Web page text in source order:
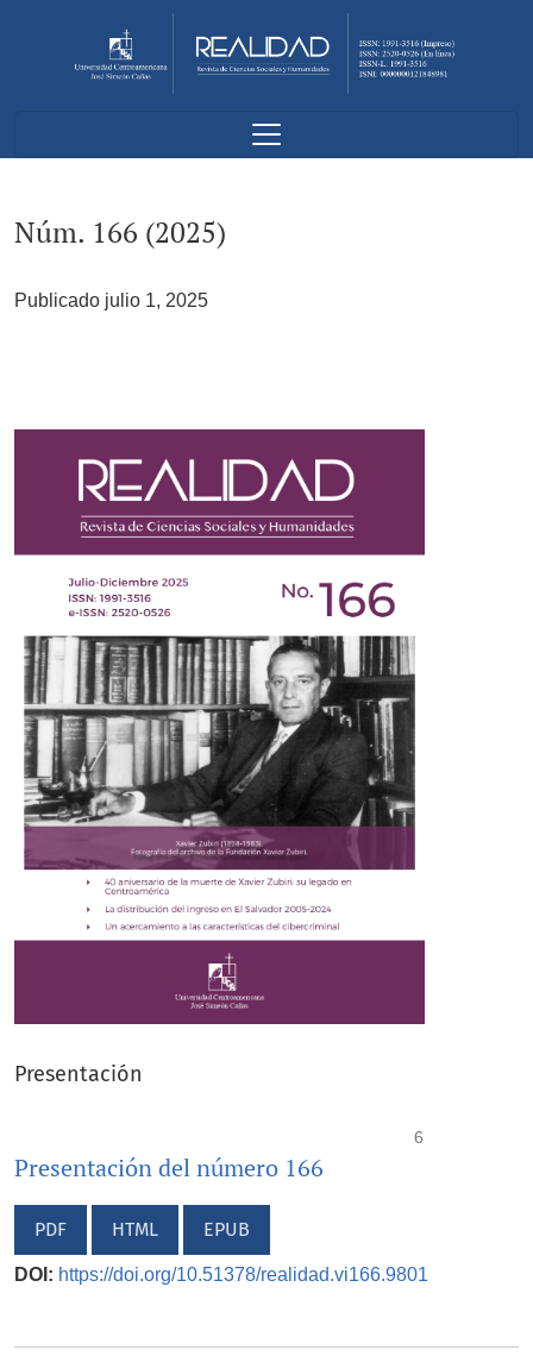
Núm. 166 (2025)
Publicado julio 1, 2025
Presentación
6
Presentación del número 166
PDF HTML EPUB
DOI: https://doi.org/10.51378/realidad.vi166.9801